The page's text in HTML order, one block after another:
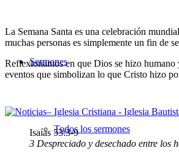
Sermones
Todos los sermones
La Semana Santa es una celebración
muchas personas es simplemente un fin de
Reflexionamos en que Dios se hizo humano
eventos que simbolizan lo que Cristo hizo
Isaías 53:3-9
3 Despreciado y desechado entre los